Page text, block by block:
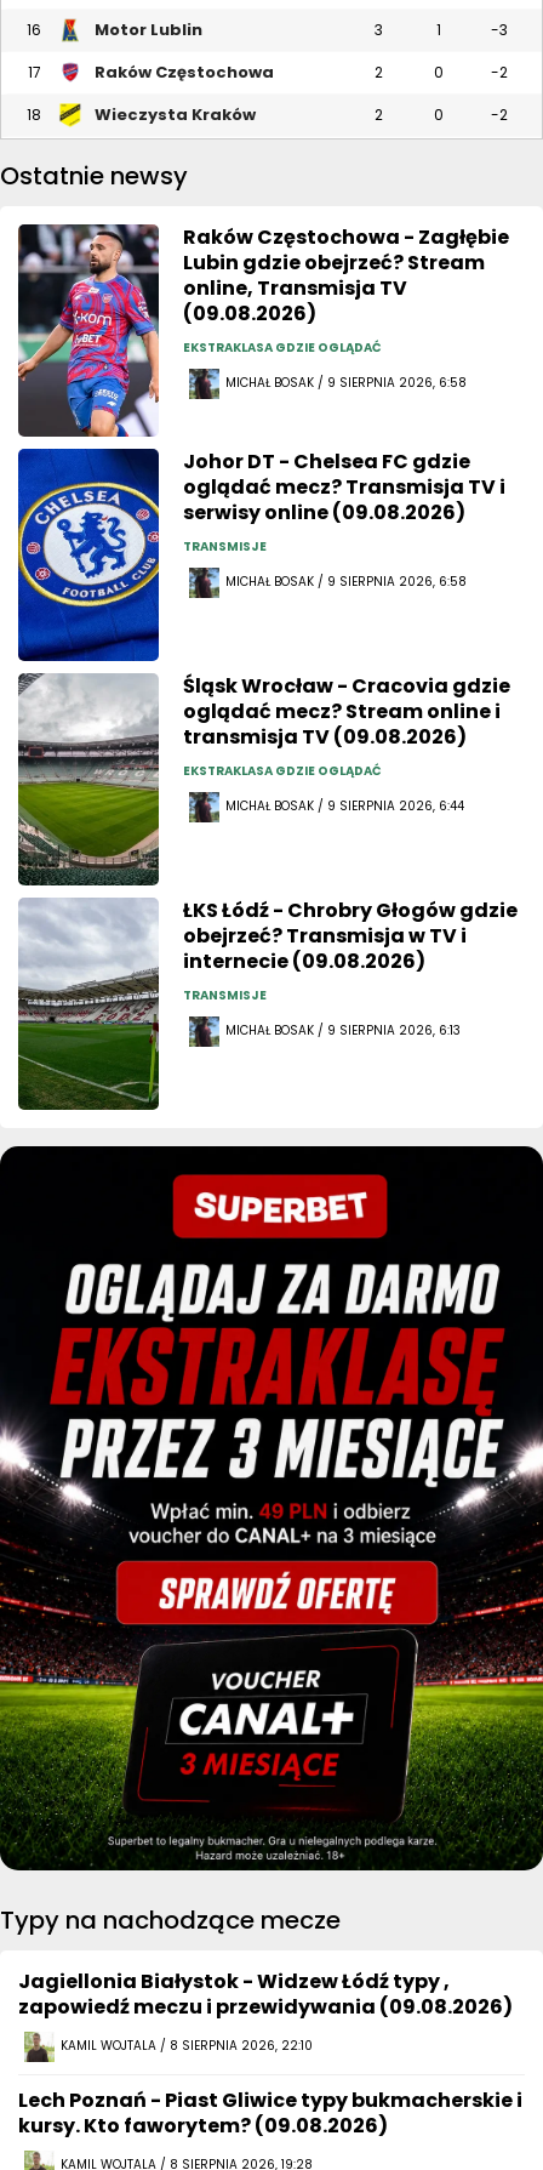
16 Motor Lublin 3 1 -3
17 Raków Częstochowa 2 0 -2
18 Wieczysta Kraków 2 0 -2
Ostatnie newsy
Raków Częstochowa - Zagłębie
Lubin gdzie obejrzeć? Stream
online, Transmisja TV
(09.08.2026)
EKSTRAKLASA GDZIE OGLĄDAĆ
MICHAŁ BOSAK / 9 SIERPNIA 2026, 6:58
Johor DT - Chelsea FC gdzie
oglądać mecz? Transmisja TV i
serwisy online (09.08.2026)
TRANSMISJE
MICHAŁ BOSAK / 9 SIERPNIA 2026, 6:58
Śląsk Wrocław - Cracovia gdzie
oglądać mecz? Stream online i
transmisja TV (09.08.2026)
EKSTRAKLASA GDZIE OGLĄDAĆ
MICHAŁ BOSAK / 9 SIERPNIA 2026, 6:44
ŁKS Łódź - Chrobry Głogów gdzie
obejrzeć? Transmisja w TV i
internecie (09.08.2026)
TRANSMISJE
MICHAŁ BOSAK / 9 SIERPNIA 2026, 6:13
Typy na nachodzące mecze
Jagiellonia Białystok - Widzew Łódź typy ,
zapowiedź meczu i przewidywania (09.08.2026)
KAMIL WOJTALA / 8 SIERPNIA 2026, 22:10
Lech Poznań - Piast Gliwice typy bukmacherskie i
kursy. Kto faworytem? (09.08.2026)
KAMIL WOJTALA / 8 SIERPNIA 2026, 19:28